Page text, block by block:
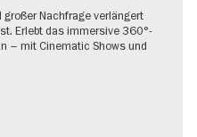
Nachfrage verlängert
Erlebt das immersive 360°-
– mit Cinematic Shows und